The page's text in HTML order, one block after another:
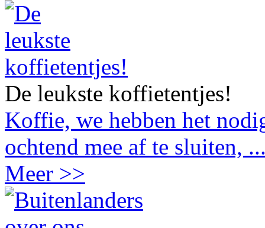
De leukste koffietentjes!
Koffie, we hebben het
ochtend mee af te sluiten,
Meer >>